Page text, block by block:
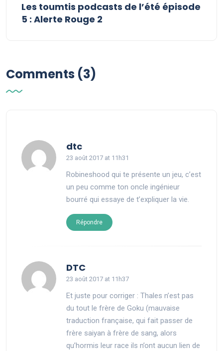
Les toumtis podcasts de l’été épisode
5 : Alerte Rouge 2
Comments (3)
dtcsays:
23 août 2017 at 11h31
Robineshood qui te présente un jeu, c’est
un peu comme ton oncle ingénieur
bourré qui essaye de t’expliquer la vie.
Répondre
DTCsays:
23 août 2017 at 11h37
Et juste pour corriger : Thales n’est pas
du tout le frère de Goku (mauvaise
traduction française, qui fait passer de
frère saiyan à frère de sang, alors
qu’hormis leur race ils n’ont aucun lien de